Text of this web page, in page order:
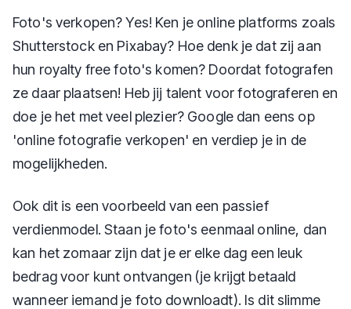
Foto's verkopen? Yes! Ken je online platforms zoals
Shutterstock en Pixabay? Hoe denk je dat zij aan
hun royalty free foto's komen? Doordat fotografen
ze daar plaatsen! Heb jij talent voor fotograferen en
doe je het met veel plezier? Google dan eens op
'online fotografie verkopen' en verdiep je in de
mogelijkheden.
Ook dit is een voorbeeld van een passief
verdienmodel. Staan je foto's eenmaal online, dan
kan het zomaar zijn dat je er elke dag een leuk
bedrag voor kunt ontvangen (je krijgt betaald
wanneer iemand je foto downloadt). Is dit slimme